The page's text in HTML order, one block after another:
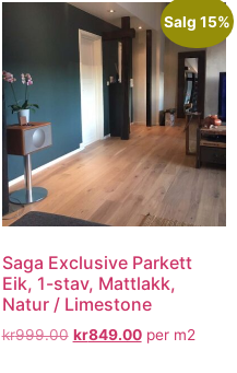
Salg 15%
Saga Exclusive Parkett
Eik, 1-stav, Mattlakk,
Natur / Limestone
kr999.00 kr849.00per m2